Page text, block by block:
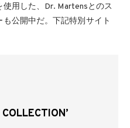
用した、Dr. Martensとのス
公開中だ。下記特別サイト